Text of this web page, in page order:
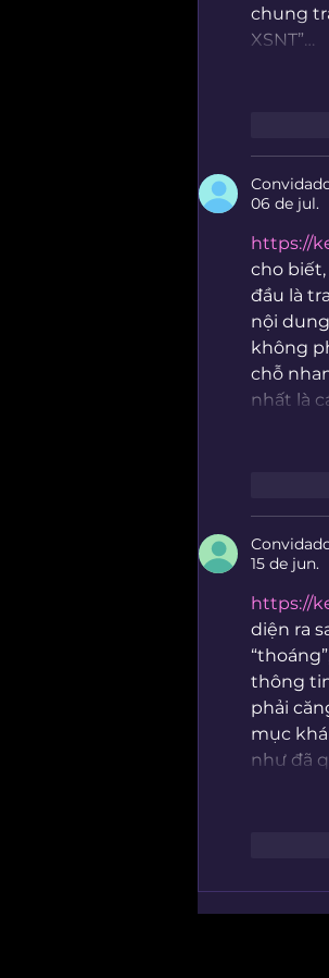
chung
XSNT”…
06 de jul.
https://
cho
đầu là
nội
không
chỗ
nhất là
15 de jun.
https://
diện ra
thông
phải
mục
như đã